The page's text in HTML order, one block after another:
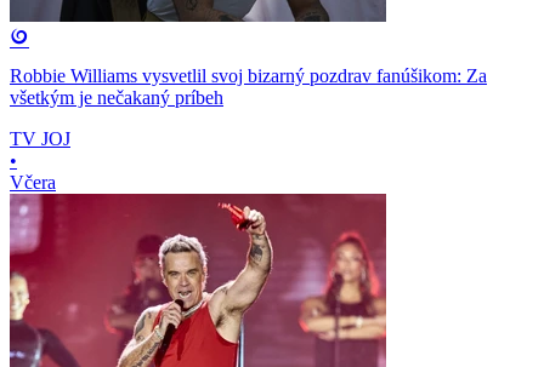
Robbie Williams vysvetlil svoj bizarný pozdrav fanúšikom: Za
všetkým je nečakaný príbeh
TV JOJ
•
Včera